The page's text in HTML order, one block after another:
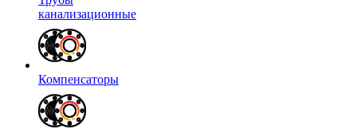
канализационные
Компенсаторы